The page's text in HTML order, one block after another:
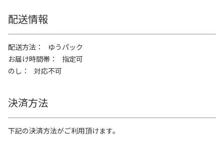
配送情報
配送方法
ゆうパック
お届け時間帯
指定可
のし
対応不可
決済方法
下記の決済方法がご利用頂けます。